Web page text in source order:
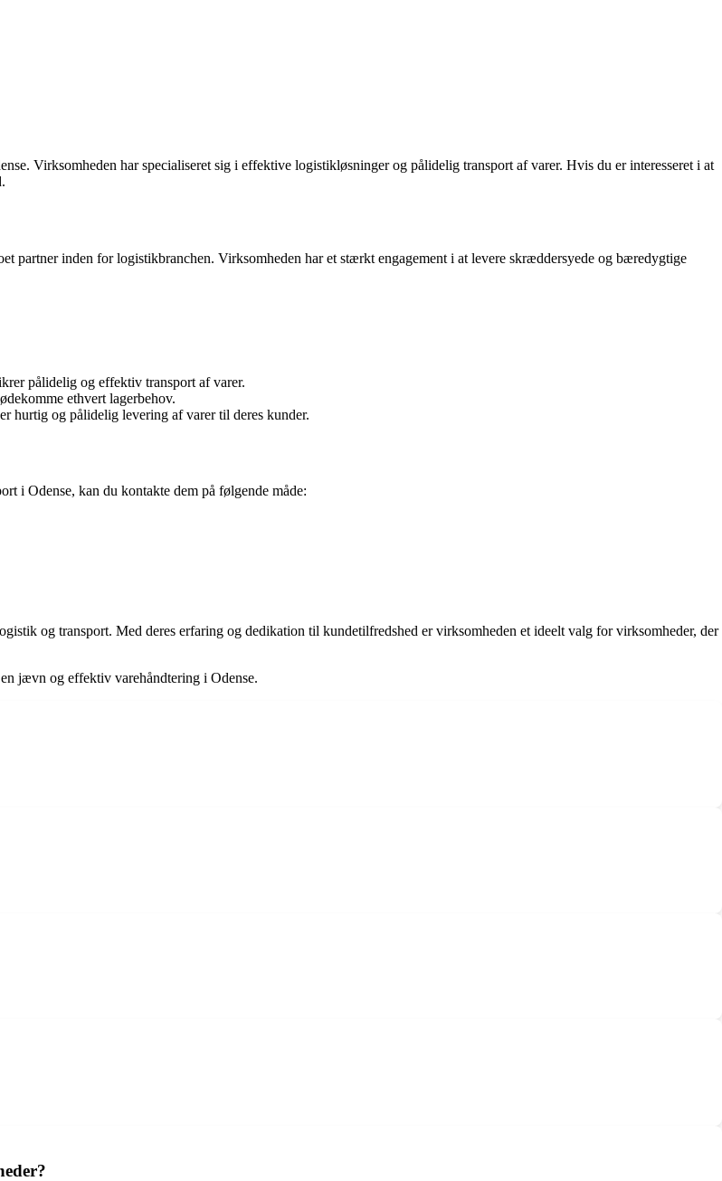
Virksomheden har specialiseret sig i effektive logistikløsninger og pålidelig transport af varer. Hvis du er interesseret i at
partner inden for logistikbranchen. Virksomheden har et stærkt engagement i at levere skræddersyede og bæredygtige
pålidelig og effektiv transport af varer.
ethvert lagerbehov.
hurtig og pålidelig levering af varer til deres kunder.
i Odense, kan du kontakte dem på følgende måde:
og transport. Med deres erfaring og dedikation til kundetilfredshed er virksomheden et ideelt valg for virksomheder, der
jævn og effektiv varehåndtering i Odense.